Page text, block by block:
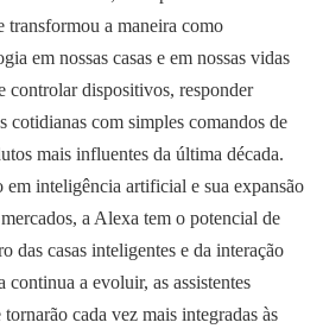
transformou a maneira como
em nossas casas e em nossas vidas
controlar dispositivos, responder
cotidianas com simples comandos de
mais influentes da última década.
inteligência artificial e sua expansão
a Alexa tem o potencial de
das casas inteligentes e da interação
a evoluir, as assistentes
cada vez mais integradas às